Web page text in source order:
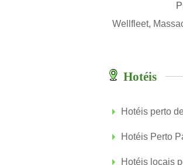
Wellfleet,
Hotéis
Hotéis perto
Hotéis Perto
Hotéis locais